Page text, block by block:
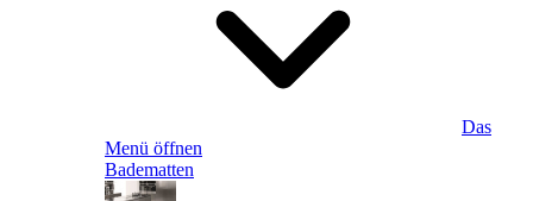
Das
Menü öffnen
Badematten